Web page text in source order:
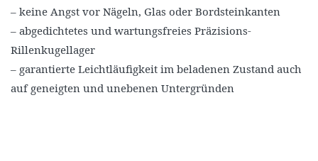
– keine Angst vor Nägeln, Glas oder Bordsteinkanten
– abgedichtetes und wartungsfreies Präzisions-
Rillenkugellager
– garantierte Leichtläufigkeit im beladenen Zustand auch
auf geneigten und unebenen Untergründen